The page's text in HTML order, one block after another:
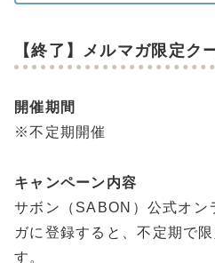
【終了】メルマガ限定ク
開催期間
※不定期開催
キャンペーン内容
サボン（SABON）公式オン
ガに登録すると、不定期で
す。